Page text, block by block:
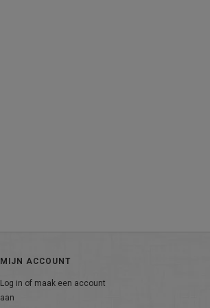
MIJN ACCOUNT
Log in of maak een account
aan